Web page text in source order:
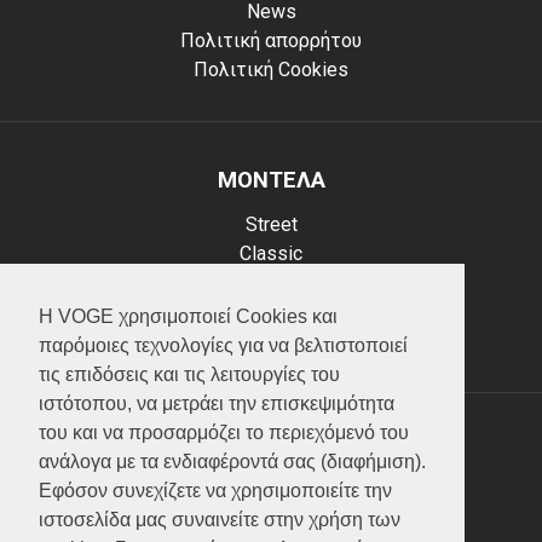
Η VOGE χρησιμοποιεί Cookies και
παρόμοιες τεχνολογίες για να βελτιστοποιεί
τις επιδόσεις και τις λειτουργίες του
ιστότοπου, να μετράει την επισκεψιμότητα
του και να προσαρμόζει το περιεχόμενό του
ανάλογα με τα ενδιαφέροντά σας (διαφήμιση).
Εφόσον συνεχίζετε να χρησιμοποιείτε την
ιστοσελίδα μας συναινείτε στην χρήση των
News
Πολιτική απορρήτου
Πολιτική Cookies
ΜΟΝΤΕΛΑ
Street
Classic
Scooter
ATV (Loncin)
ΥΠΗΡΕΣΙΕΣ
Test ride
Επικοινωνία